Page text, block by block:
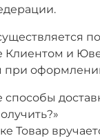
Клиентом и
при
Товар